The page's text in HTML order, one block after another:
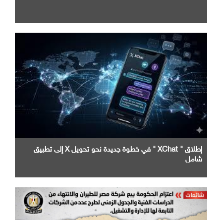
إطلاق " XChat " في خطوة جديدة نحو تحويل X إلى تطبيق
شامل